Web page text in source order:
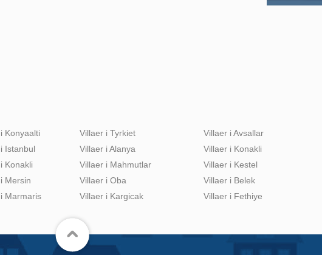
Konyaalti
Istanbul
Konakli
Mersin
Marmaris
Villaer i Tyrkiet
Villaer i Alanya
Villaer i Mahmutlar
Villaer i Oba
Villaer i Kargicak
Villaer i Avsallar
Villaer i Konakli
Villaer i Kestel
Villaer i Belek
Villaer i Fethiye